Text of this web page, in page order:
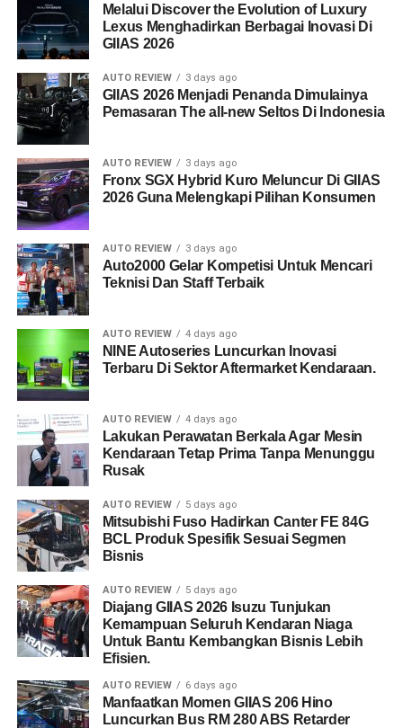
Melalui Discover the Evolution of Luxury
Lexus Menghadirkan Berbagai Inovasi Di
GIIAS 2026
AUTO REVIEW 3 days ago
GIIAS 2026 Menjadi Penanda Dimulainya
Pemasaran The all-new Seltos Di Indonesia
AUTO REVIEW 3 days ago
Fronx SGX Hybrid Kuro Meluncur Di GIIAS
2026 Guna Melengkapi Pilihan Konsumen
AUTO REVIEW 3 days ago
Auto2000 Gelar Kompetisi Untuk Mencari
Teknisi Dan Staff Terbaik
AUTO REVIEW 4 days ago
NINE Autoseries Luncurkan Inovasi
Terbaru Di Sektor Aftermarket Kendaraan.
AUTO REVIEW 4 days ago
Lakukan Perawatan Berkala Agar Mesin
Kendaraan Tetap Prima Tanpa Menunggu
Rusak
AUTO REVIEW 5 days ago
Mitsubishi Fuso Hadirkan Canter FE 84G
BCL Produk Spesifik Sesuai Segmen
Bisnis
AUTO REVIEW 5 days ago
Diajang GIIAS 2026 Isuzu Tunjukan
Kemampuan Seluruh Kendaran Niaga
Untuk Bantu Kembangkan Bisnis Lebih
Efisien.
AUTO REVIEW 6 days ago
Manfaatkan Momen GIIAS 206 Hino
Luncurkan Bus RM 280 ABS Retarder